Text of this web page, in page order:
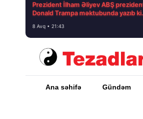
Prezident İlham Əliyev ABŞ
Donald Trampa məktubunda yazıb
8 Avq • 21:43
Ana səhifə Gündəm